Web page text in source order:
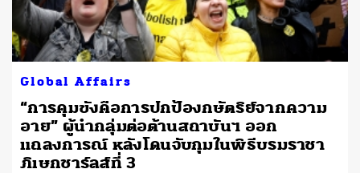
Global Affairs
“การคุมขังคือการปกป้องกษัตริย์จากความ
อาย” ผู้นำกลุ่มต่อต้านสถาบันฯ ออก
แถลงการณ์ หลังโดนจับกุมในพิธีบรมราชา
ภิเษกชาร์ลส์ที่ 3